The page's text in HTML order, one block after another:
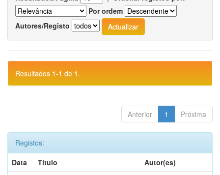
Por ordem
Autores/Registo
Resultados 1-1 de 1.
Anterior 1 Próxima
Registos:
Data
Título
Autor(es)